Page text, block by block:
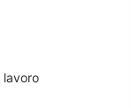
lavoro